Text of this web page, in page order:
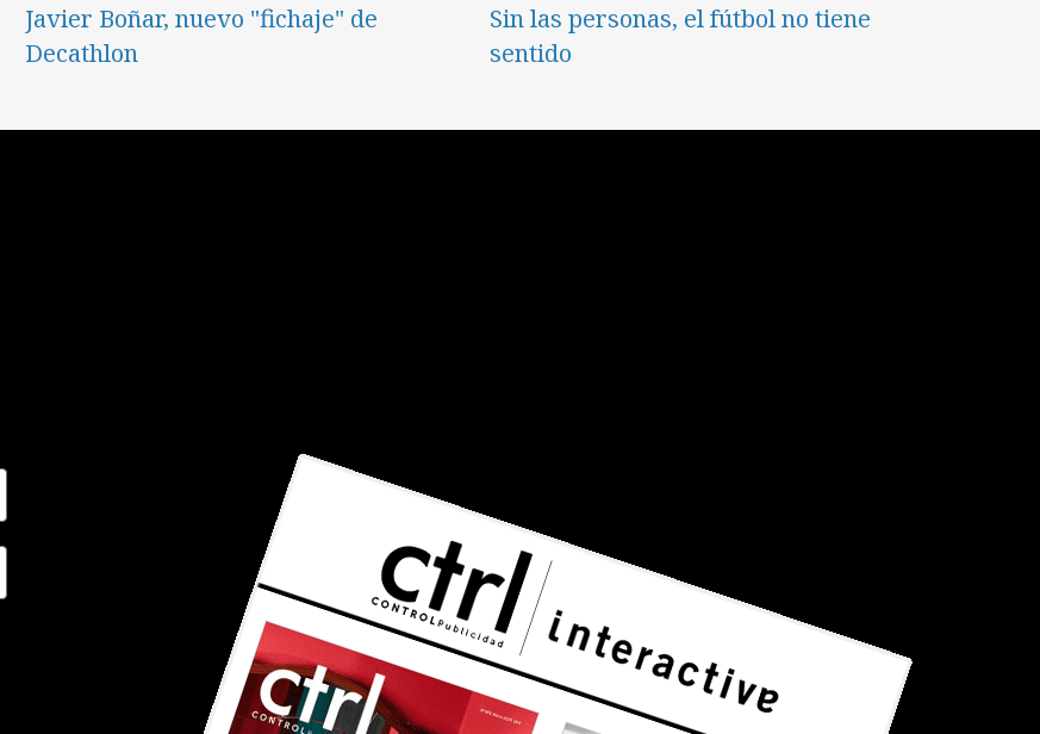
Javier Boñar, nuevo "fichaje" de
Decathlon
Sin las personas, el fútbol no tiene
sentido